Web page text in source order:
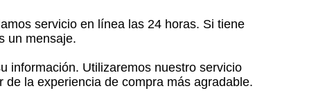
servicio en línea las 24 horas. Si tiene
un mensaje.
información. Utilizaremos nuestro servicio
la experiencia de compra más agradable.